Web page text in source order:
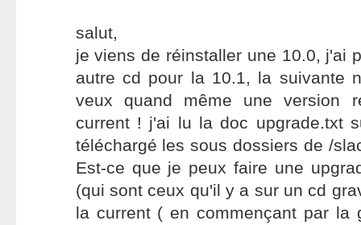
salut,
je viens de réinstaller une 10.0, j'ai
autre cd pour la 10.1, la suivante
veux quand même une version
current ! j'ai lu la doc upgrade.txt
téléchargé les sous dossiers de /
Est-ce que je peux faire une
(qui sont ceux qu'il y a sur un cd
la current ( en commençant par la